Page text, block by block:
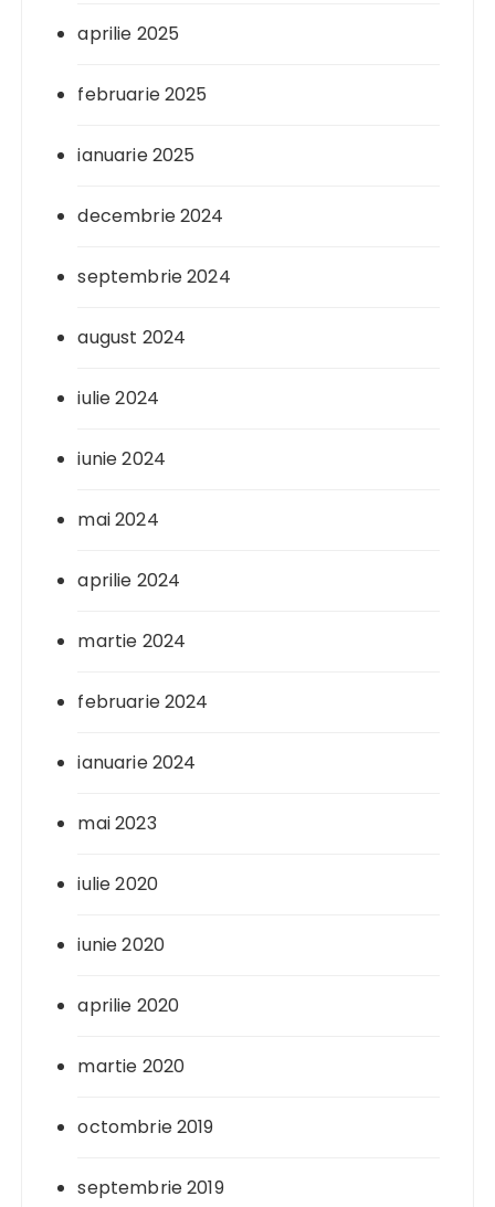
aprilie 2025
februarie 2025
ianuarie 2025
decembrie 2024
septembrie 2024
august 2024
iulie 2024
iunie 2024
mai 2024
aprilie 2024
martie 2024
februarie 2024
ianuarie 2024
mai 2023
iulie 2020
iunie 2020
aprilie 2020
martie 2020
octombrie 2019
septembrie 2019